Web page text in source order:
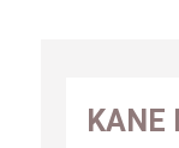
ΚΑΝΕ